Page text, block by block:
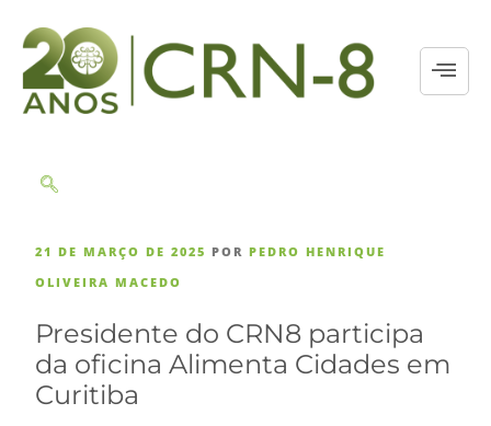
21 DE MARÇO DE 2025 POR PEDRO HENRIQUE
OLIVEIRA MACEDO
Presidente do CRN8 participa
da oficina Alimenta Cidades em
Curitiba